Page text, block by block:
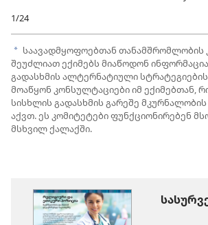
1/24
a საავადმყოფოებთან თანამშრომლობის
შეუძლიათ ექიმებს მიაწოდონ
გადასხმის ალტერნატიული
მოაწყონ კონსულტაციები იმ ექიმებთან,
სისხლის გადასხმის გარეშე
აქვთ. ეს კომიტეტები ფუნქციონირებენ
მსხვილ ქალაქში.